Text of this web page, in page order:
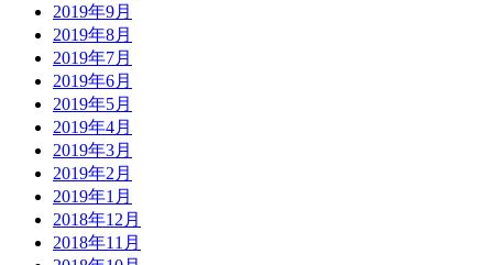
2019年9月
2019年8月
2019年7月
2019年6月
2019年5月
2019年4月
2019年3月
2019年2月
2019年1月
2018年12月
2018年11月